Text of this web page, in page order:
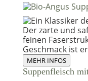
MEHR INFOS
Suppenfleisch